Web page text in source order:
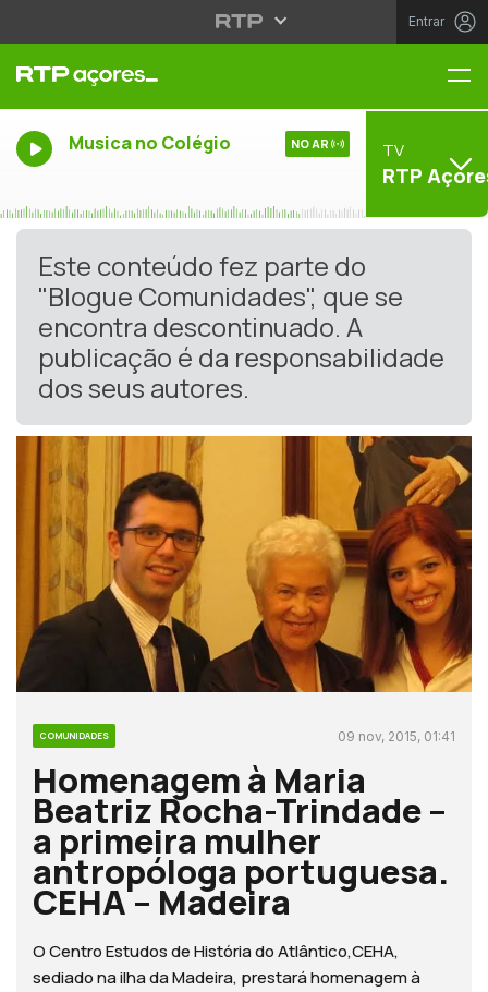
Entrar
Musica no Colégio NO AR TV
RTP
Este conteúdo fez parte do
"Blogue Comunidades", que se
encontra descontinuado. A
publicação é da responsabilidade
dos seus autores.
COMUNIDADES 09 nov, 2015, 01:41
Homenagem à Maria
Beatriz Rocha-Trindade –
a primeira mulher
antropóloga portuguesa.
CEHA – Madeira
O Centro Estudos de História do Atlântico,CEHA,
sediado na ilha da Madeira, prestará homenagem à